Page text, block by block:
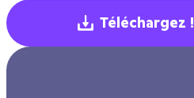
Téléchargez !